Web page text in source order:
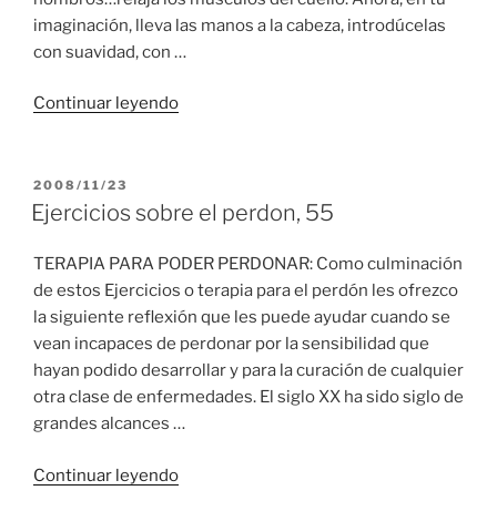
imaginación, lleva las manos a la cabeza, introdúcelas
con suavidad, con …
Continuar leyendo“Ejercicios
56”
PUBLICADO
EL
2008/11/23
Ejercicios sobre el perdon, 55
TERAPIA PARA PODER PERDONAR: Como culminación
de estos Ejercicios o terapia para el perdón les ofrezco
la siguiente reflexión que les puede ayudar cuando se
vean incapaces de perdonar por la sensibilidad que
hayan podido desarrollar y para la curación de cualquier
otra clase de enfermedades. El siglo XX ha sido siglo de
grandes alcances …
Continuar leyendo“Ejercicios